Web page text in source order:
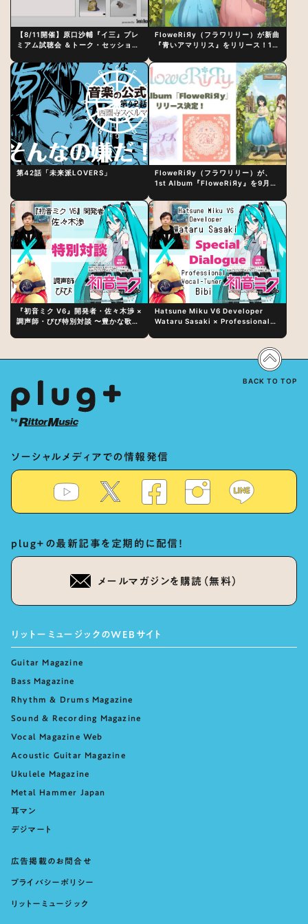
【8/11開催】原口沙輔『イ三』プレ
ミアム試聴会 ＆トーク・セッション
制作秘話
FloweRiЯy（フラワリリー）が新曲
『青いアマリリス』をリリース！1st
第42話「未来派LOVERS」
FloweRiЯy（フラワリリー）が、
1st Album『FloweRiЯy』を9月23
『初音ミク V6』開発者・佐々木渉 ×
調声師・びび特別対談 〜豊かな歌声
Hatsune Miku V6 Developer
Wataru Sasaki × Professional
Vocal Expression Lies in “Love
for the singing characters” and
ソーシャルメディアでの情報発信
plug+の最新記事を定期的に配信！
メールマガジンを購読（無料）
リットーミュージックのWEBサイト
Guitar Magazine
Bass Magazine
Rhythm & Drums Magazine
Sound & Recording Magazine
Vocal Magazine Web
Acoustic Guitar Magazine
Ukulele Magazine
Metal Hammer Japan
耳マン
デジマート
広告掲載のお問合せ
プライバシーポリシー
リットーミュージック
BACK TO TOP